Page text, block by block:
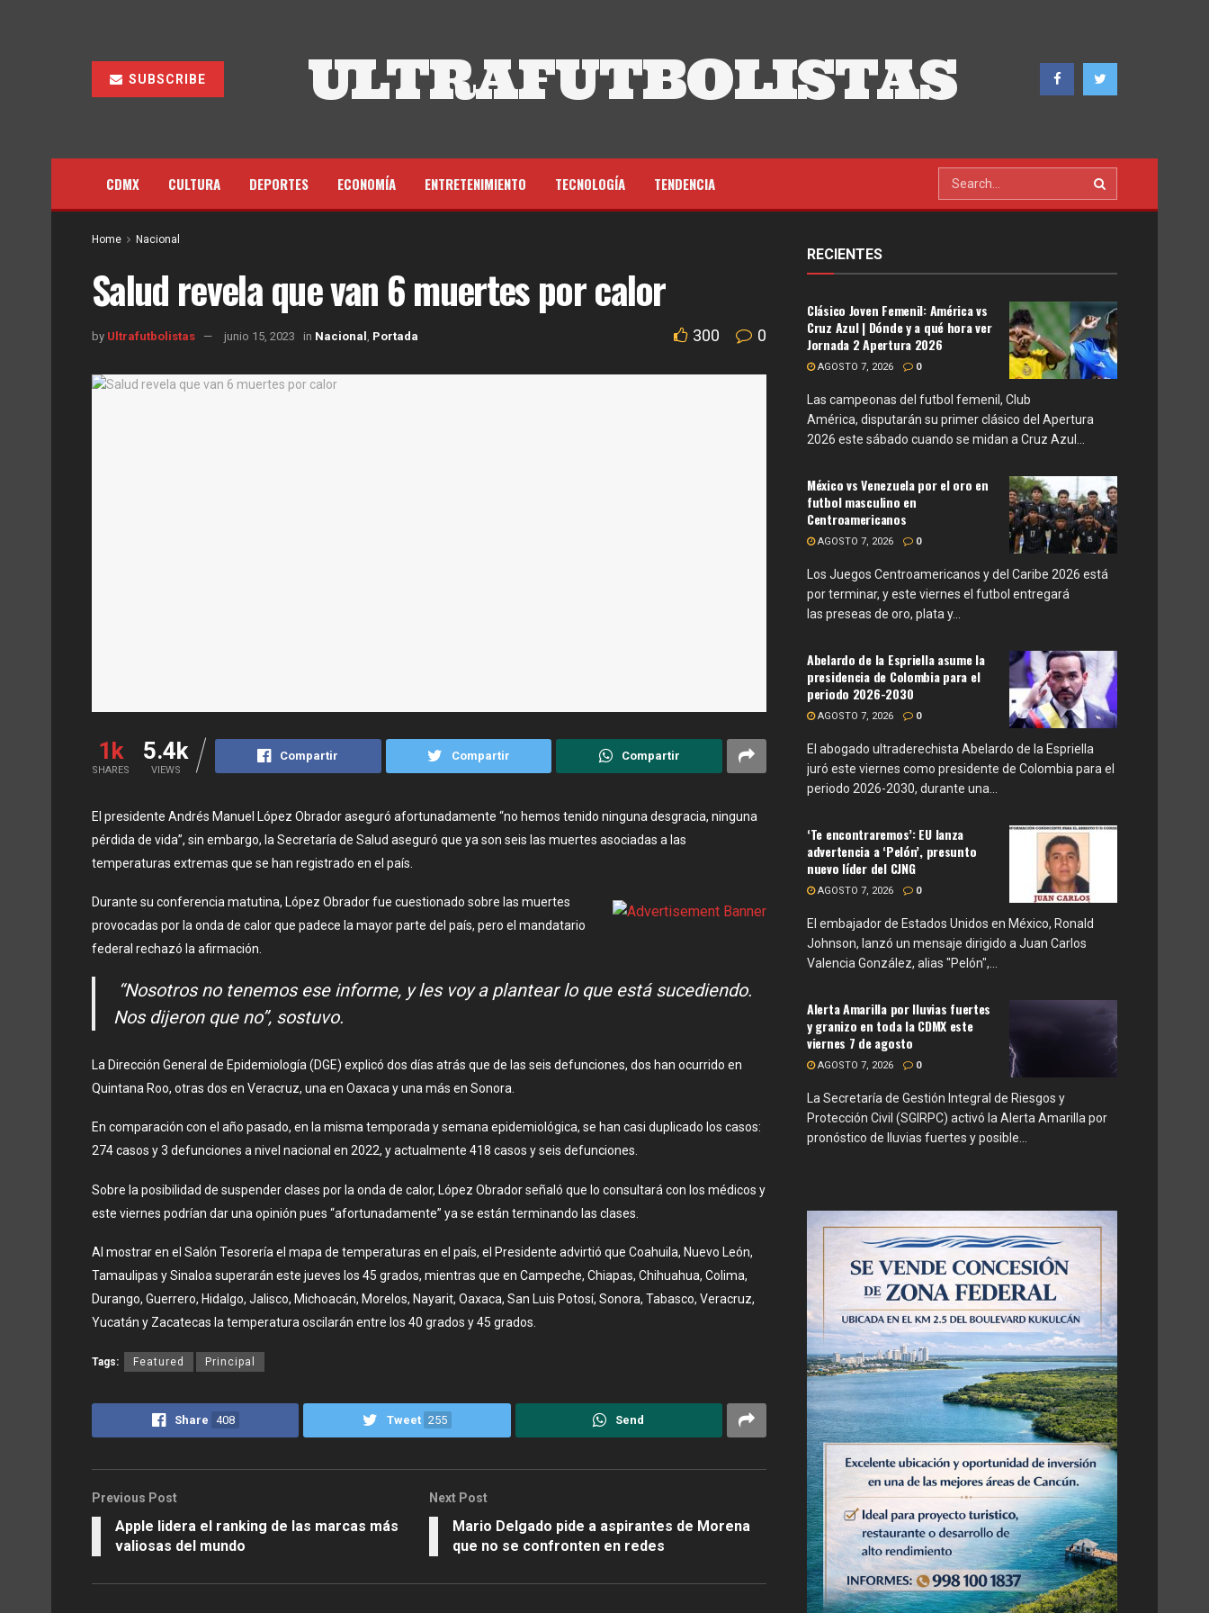
SUBSCRIBE ULTRAFUTBOLISTAS
CDMX CULTURA DEPORTES ECONOMÍA ENTRETENIMIENTO TECNOLOGÍA TENDENCIA
Home Nacional
Salud revela que van 6 muertes por calor
by Ultrafutbolistas junio 15, 2023 in Nacional Portada 300 0
1k
SHARES
5.4k
VIEWS
Compartir Compartir Compartir
El presidente Andrés Manuel López Obrador aseguró afortunadamente “no hemos tenido ninguna desgracia, ninguna
pérdida de vida”, sin embargo, la Secretaría de Salud aseguró que ya son seis las muertes asociadas a las
temperaturas extremas que se han registrado en el país.
Durante su conferencia matutina, López Obrador fue cuestionado sobre las muertes
provocadas por la onda de calor que padece la mayor parte del país, pero el mandatario
federal rechazó la afirmación.
“Nosotros no tenemos ese informe, y les voy a plantear lo que está sucediendo.
Nos dijeron que no”, sostuvo.
La Dirección General de Epidemiología (DGE) explicó dos días atrás que de las seis defunciones, dos han ocurrido en
Quintana Roo, otras dos en Veracruz, una en Oaxaca y una más en Sonora.
​​​En comparación con el año pasado, en la misma temporada y semana epidemiológica, se han casi duplicado los casos:
274 casos y 3 defunciones a nivel nacional en 2022, y actualmente 418 casos y seis defunciones.
Sobre la posibilidad de suspender clases por la onda de calor, López Obrador señaló que lo consultará con los médicos y
este viernes podrían dar una opinión pues “afortunadamente” ya se están terminando las clases.
Al mostrar en el Salón Tesorería el mapa de temperaturas en el país, el Presidente advirtió que Coahuila, Nuevo León,
Tamaulipas y Sinaloa superarán este jueves los 45 grados, mientras que en Campeche, Chiapas, Chihuahua, Colima,
Durango, Guerrero, Hidalgo, Jalisco, Michoacán, Morelos, Nayarit, Oaxaca, San Luis Potosí, Sonora, Tabasco, Veracruz,
Yucatán y Zacatecas la temperatura oscilarán entre los 40 grados y 45 grados.
Tags: Featured Principal
Share 408 Tweet 255 Send
Previous Post
Apple lidera el ranking de las marcas más
valiosas del mundo
Next Post
Mario Delgado pide a aspirantes de Morena
que no se confronten en redes
RECIENTES
Clásico Joven Femenil: América vs
Cruz Azul | Dónde y a qué hora ver
Jornada 2 Apertura 2026
AGOSTO 7, 2026 0
Las campeonas del futbol femenil, Club
América, disputarán su primer clásico del Apertura
2026 este sábado cuando se midan a Cruz Azul...
México vs Venezuela por el oro en
futbol masculino en
Centroamericanos
AGOSTO 7, 2026 0
Los Juegos Centroamericanos y del Caribe 2026 está
por terminar, y este viernes el futbol entregará
las preseas de oro, plata y...
Abelardo de la Espriella asume la
presidencia de Colombia para el
periodo 2026-2030
AGOSTO 7, 2026 0
El abogado ultraderechista Abelardo de la Espriella
juró este viernes como presidente de Colombia para el
periodo 2026-2030, durante una...
‘Te encontraremos’: EU lanza
advertencia a ‘Pelón’, presunto
nuevo líder del CJNG
AGOSTO 7, 2026 0
El embajador de Estados Unidos en México, Ronald
Johnson, lanzó un mensaje dirigido a Juan Carlos
Valencia González, alias "Pelón",...
Alerta Amarilla por lluvias fuertes
y granizo en toda la CDMX este
viernes 7 de agosto
AGOSTO 7, 2026 0
La Secretaría de Gestión Integral de Riesgos y
Protección Civil (SGIRPC) activó la Alerta Amarilla por
pronóstico de lluvias fuertes y posible...